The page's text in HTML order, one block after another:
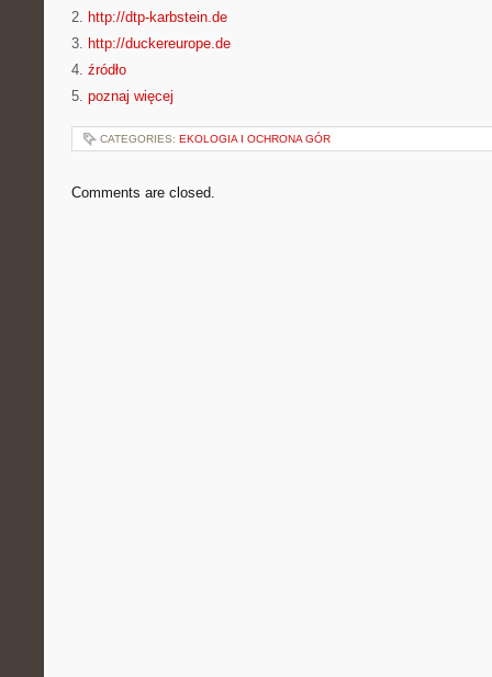
2. http://dtp-karbstein.de
3. http://duckereurope.de
4. źródło
5. poznaj więcej
CATEGORIES: EKOLOGIA I OCHRONA GÓR
Comments are closed.